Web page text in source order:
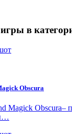
в
Obscura
Magick Obscura–